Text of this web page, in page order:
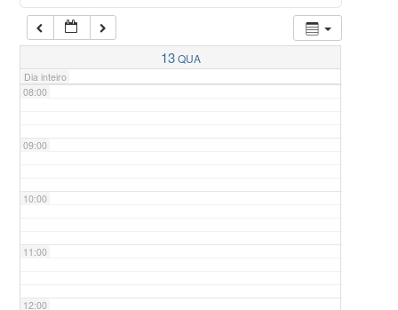
13QUA
Dia inteiro
07:00
08:00
09:00
10:00
11:00
12:00